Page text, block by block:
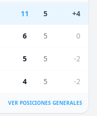
11 5 +4
6 5 0
5 5 -2
4 5 -2
VER POSICIONES GENERALES